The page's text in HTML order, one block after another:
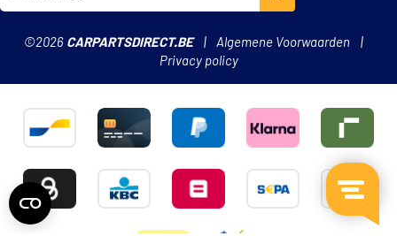
©2026 CARPARTSDIRECT.BE
Algemene Voorwaarden
Privacy policy